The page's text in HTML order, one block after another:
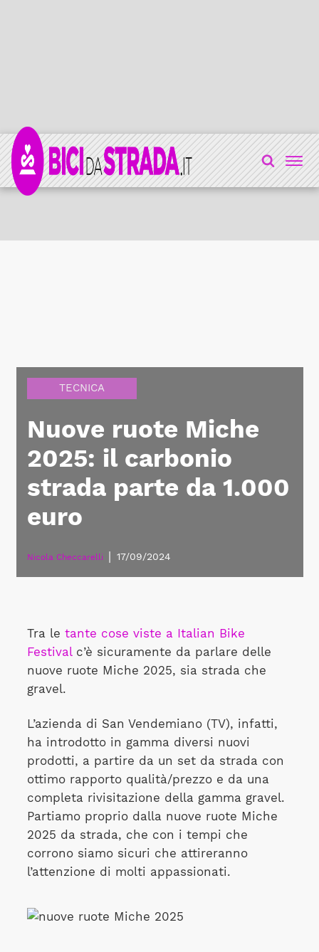
TECNICA
Nuove ruote Miche
2025: il carbonio
strada parte da 1.000
euro
Nicola Checcarelli 17/09/2024
Tra le tante cose viste a Italian Bike
Festival c’è sicuramente da parlare delle
nuove ruote Miche 2025, sia strada che
gravel.
L’azienda di San Vendemiano (TV), infatti,
ha introdotto in gamma diversi nuovi
prodotti, a partire da un set da strada con
ottimo rapporto qualità/prezzo e da una
completa rivisitazione della gamma gravel.
Partiamo proprio dalla nuove ruote Miche
2025 da strada, che con i tempi che
corrono siamo sicuri che attireranno
l’attenzione di molti appassionati.